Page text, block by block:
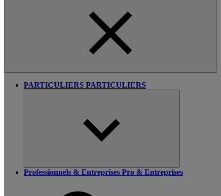
PARTICULIERS PARTICULIERS
Professionnels & Entreprises Pro & Entreprises